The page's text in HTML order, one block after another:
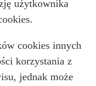
użytkownika
cookies innych
korzystania z
jednak może